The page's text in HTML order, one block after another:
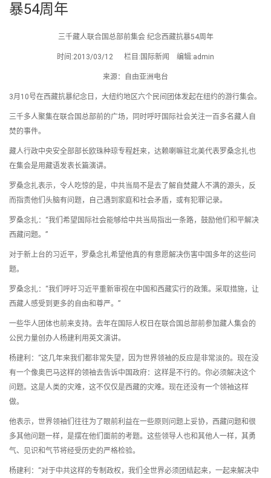
暴54周年
三千藏人联合国总部前集会 纪念西藏抗暴54周年
时间:2013/03/12 栏目:国际新闻 编辑:admin
来源：自由亚洲电台
3月10号在西藏抗暴纪念日，大纽约地区六个民间团体发起在纽约的游行集会。
三千多人聚集在联合国总部前的广场，同时呼吁国际社会关注一百多名藏人自
焚的事件。
藏人行政中央安全部部长欧珠种琼专程赶来，达赖喇嘛驻北美代表罗桑念扎也
在集会是用藏语发表长篇演讲。
罗桑念扎表示，令人吃惊的是，中共当局不是去了解自焚藏人不满的源头，反
而指责他们头脑有问题，自己遇到家庭和社会矛盾，或有犯罪记录。
罗桑念扎：“我们希望国际社会能够给中共当局指出一条路，鼓励他们和平解决
西藏问题。”
对于新上台的习近平，罗桑念扎希望他真的有意愿解决伤害中国多年的这些问
题。
罗桑念扎：“我们呼吁习近平重新审视在中国和西藏实行的政策。采取措施，让
西藏人感受到更多的自由和尊严。”
一些华人团体也前来支持。去年在国际人权日在联合国总部前参加藏人集会的
公民力量创办人杨建利用英文演讲。
杨建利：“这几年来我们都非常失望，因为世界领袖的反应是非常淡的。现在没
有一个像奥巴马这样的领袖去告诉中国政府：这样是不行的。你必须解决这个
问题。这是人类的灾难，这不仅仅是西藏的灾难。现在还没有一个领袖这样
做。
他表示，世界领袖们往往为了眼前利益在一些原则问题上妥协，西藏问题和很
多其他问题一样，是摆在他们面前的考题。这些领导人也和其他人一样，其勇
气、见识和气节将经受历史的严格检验。
杨建利：“对于中共这样的专制政权，我们全世界必须团结起来，一起来解决中